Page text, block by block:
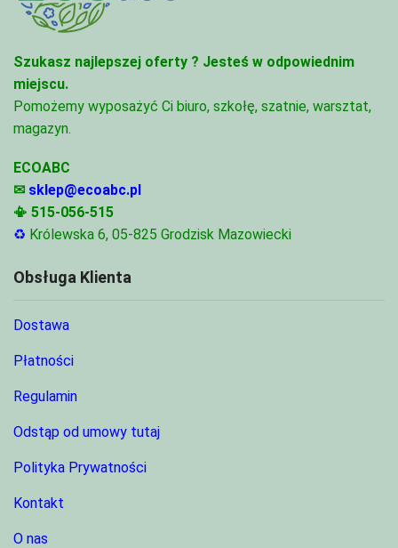
Szukasz najlepszej oferty ? Jesteś w odpowiednim
miejscu.
Pomożemy wyposażyć Ci biuro, szkołę, szatnie, warsztat,
magazyn.
ECOABC
✉ sklep@ecoabc.pl
📳 515-056-515
♻ Królewska 6, 05-825 Grodzisk Mazowiecki
Obsługa Klienta
Dostawa
Płatności
Regulamin
Odstąp od umowy tutaj
Polityka Prywatności
Kontakt
O nas